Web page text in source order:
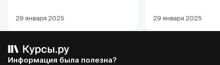
29 января 2025
карьерных
29 января 2025
Информация была полезна?